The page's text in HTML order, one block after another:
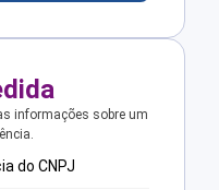
informações sobre um
do CNPJ